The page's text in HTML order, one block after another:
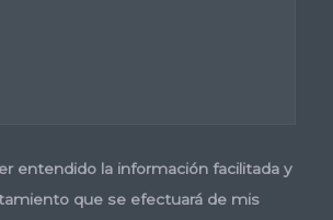
entendido la información facilitada y
que se efectuará de mis